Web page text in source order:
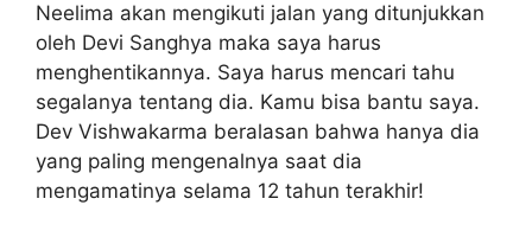
Neelima akan mengikuti jalan yang ditunjukkan
oleh Devi Sanghya maka saya harus
menghentikannya. Saya harus mencari tahu
segalanya tentang dia. Kamu bisa bantu saya.
Dev Vishwakarma beralasan bahwa hanya dia
yang paling mengenalnya saat dia
mengamatinya selama 12 tahun terakhir!